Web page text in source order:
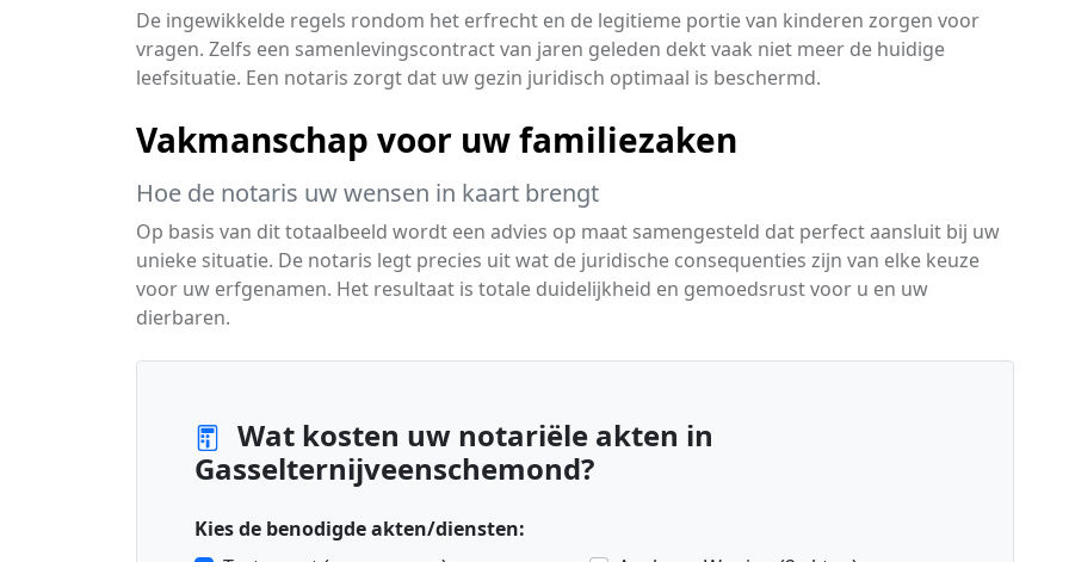
De ingewikkelde regels rondom het erfrecht en de legitieme portie van kinderen zorgen voor
vragen. Zelfs een samenlevingscontract van jaren geleden dekt vaak niet meer de huidige
leefsituatie. Een notaris zorgt dat uw gezin juridisch optimaal is beschermd.
Vakmanschap voor uw familiezaken
Hoe de notaris uw wensen in kaart brengt
Op basis van dit totaalbeeld wordt een advies op maat samengesteld dat perfect aansluit bij uw
unieke situatie. De notaris legt precies uit wat de juridische consequenties zijn van elke keuze
voor uw erfgenamen. Het resultaat is totale duidelijkheid en gemoedsrust voor u en uw
dierbaren.
Wat kosten uw notariële akten in
Gasselternijveenschemond?
Kies de benodigde akten/diensten: